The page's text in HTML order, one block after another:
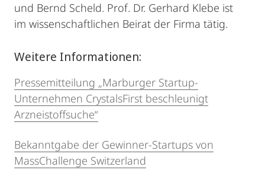
und Bernd Scheld. Prof. Dr. Gerhard Klebe ist
im wissenschaftlichen Beirat der Firma tätig.
Weitere Informationen:
Pressemitteilung „Marburger Startup-
Unternehmen CrystalsFirst beschleunigt
Arzneistoffsuche“
Bekanntgabe der Gewinner-Startups von
MassChallenge Switzerland